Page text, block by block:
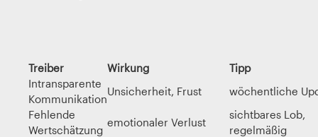
Treiber Wirkung
Tipp
Intransparente
Kommunikation
Unsicherheit, Frust
wöchentliche
Fehlende
Wertschätzung
emotionaler Verlust
sichtbares Lob,
regelmäßig